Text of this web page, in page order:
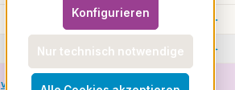
Versand und Zahlung Versand in die Schweiz
Nur technisch notwendige
Konfigurieren